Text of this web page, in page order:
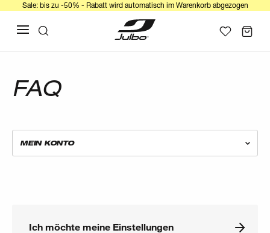
Sale: bis zu -50% - Rabatt wird automatisch im Warenkorb abgezogen
FAQ
MEIN KONTO
Ich möchte meine Einstellungen